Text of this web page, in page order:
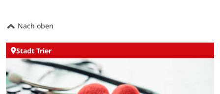
Nach oben
Stadt Trier